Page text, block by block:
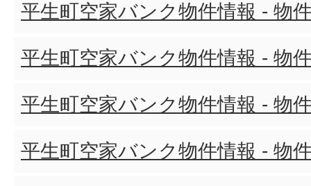
平生町空家バンク物件情報 - 物
平生町空家バンク物件情報 - 物
平生町空家バンク物件情報 - 物
平生町空家バンク物件情報 - 物